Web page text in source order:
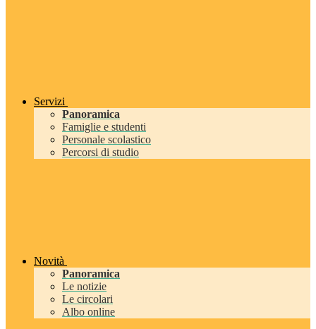
Servizi
Panoramica
Famiglie e studenti
Personale scolastico
Percorsi di studio
Novità
Panoramica
Le notizie
Le circolari
Albo online